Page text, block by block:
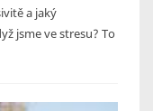
a jaký
jsme ve stresu? To